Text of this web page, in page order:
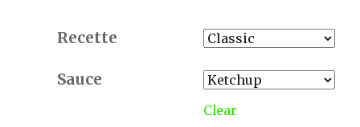
Recette
Sauce
Clear